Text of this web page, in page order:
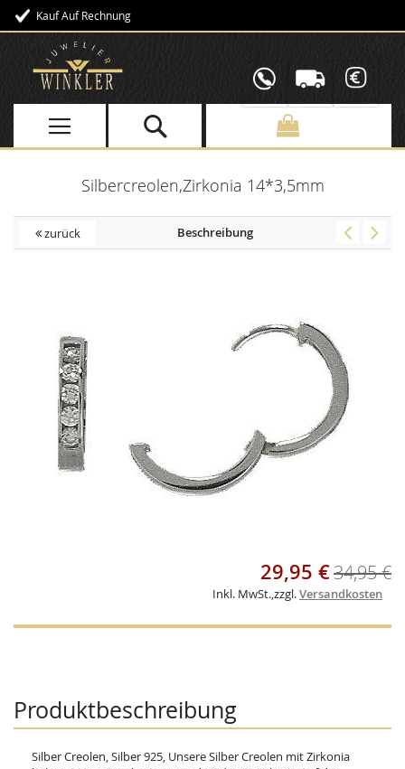
Kauf Auf Rechnung
Direkt
Inhalt
Silbercreolen,Zirkonia 14*3,5mm
zurück Beschreibung
of
Sonderangebot
29,95 €34,95 €
Inkl. MwSt.,zzgl.Versandkosten
Produktbeschreibung
Silber Creolen, Silber 925, Unsere Silber Creolen mit Zirkonia